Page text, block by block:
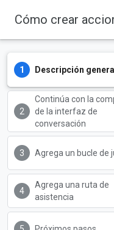
Cómo crear
Descripción general
Continúa con la
de la interfaz de
conversación
Agrega un bucle de
Agrega una ruta de
asistencia